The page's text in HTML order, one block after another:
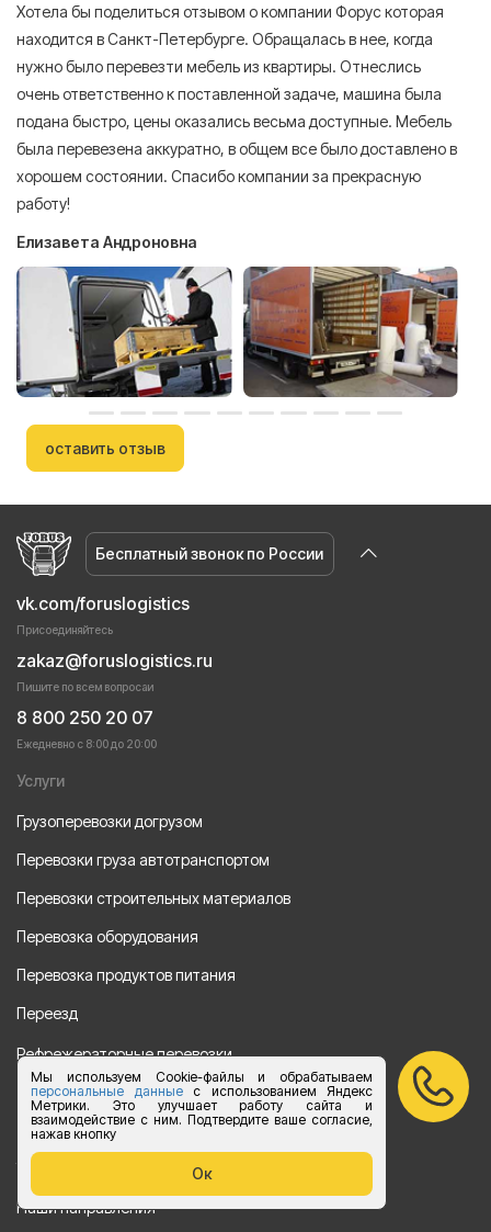
Мы используем Cookie-файлы и обрабатываем
персональные данныес использованием Яндекс
Метрики. Это улучшает работу сайта и
взаимодействие с ним. Подтвердите ваше согласие,
нажав кнопку
Ок
Хотела бы поделиться отзывом о компании Форус которая
находится в Санкт-Петербурге. Обращалась в нее, когда
нужно было перевезти мебель из квартиры. Отнеслись
очень ответственно к поставленной задаче, машина была
подана быстро, цены оказались весьма доступные. Мебель
была перевезена аккуратно, в общем все было доставлено в
хорошем состоянии. Спасибо компании за прекрасную
работу!
Елизавета Андроновна
оставить отзыв
Бесплатный звонок по России
vk.com/foruslogistics
Присоединяйтесь
zakaz@foruslogistics.ru
Пишите по всем вопросаи
8 800 250 20 07
Ежедневно с 8:00 до 20:00
Услуги
Грузоперевозки догрузом
Перевозки груза автотранспортом
Перевозки строительных материалов
Перевозка оборудования
Перевозка продуктов питания
Переезд
Рефрежераторные перевозки
Перевозки автотехники
Перевозка алкогольной продукции
Наши направления